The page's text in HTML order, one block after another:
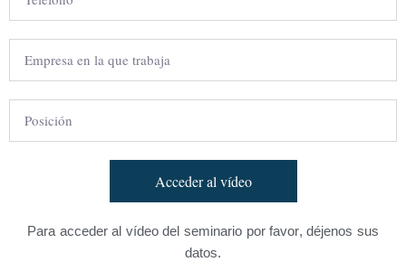
Acceder al vídeo
Para acceder al vídeo del seminario por favor, déjenos sus
datos.